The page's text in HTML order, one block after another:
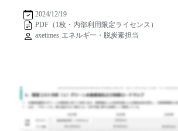
2024/12/19
PDF（1枚・内部利用限定ライセンス）
axetimes エネルギー・脱炭素担当